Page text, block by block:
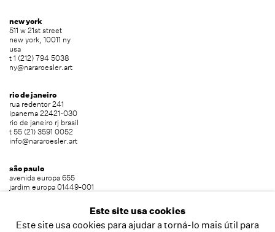
new york
511 w 21st street
new york, 10011 ny
usa
t 1 (212) 794 5038
ny@nararoesler.art
rio de janeiro
rua redentor 241
ipanema 22421-030
rio de janeiro rj brasil
t 55 (21) 3591 0052
info@nararoesler.art
são paulo
avenida europa 655
jardim europa 01449-001
Este site usa cookies
Este site usa cookies para ajudar a torná-lo mais útil para